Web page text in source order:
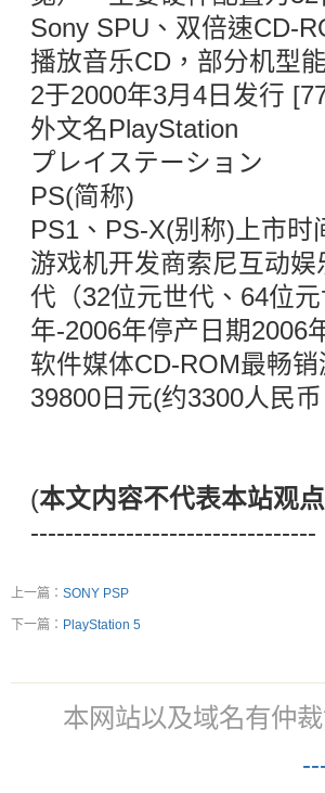
Sony SPU、双倍速CD-
播放音乐CD，部分机型
2于2000年3月4日发行
外文名PlayStation
プレイステーション
PS(简称)
PS1、PS-X(别称)上市
游戏机开发商索尼互动
代（32位元世代、64位
年-2006年停产日期
软件媒体CD-ROM最畅
39800日元(约3300人民
(本文内容不代表本站观点
---------------------------------
上一篇： SONY PSP
下一篇： PlayStation 5
本网站以及域名有仲
--